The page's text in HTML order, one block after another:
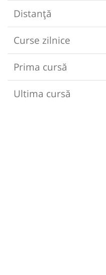
Distanță
Curse zilnice
Prima cursă
Ultima cursă